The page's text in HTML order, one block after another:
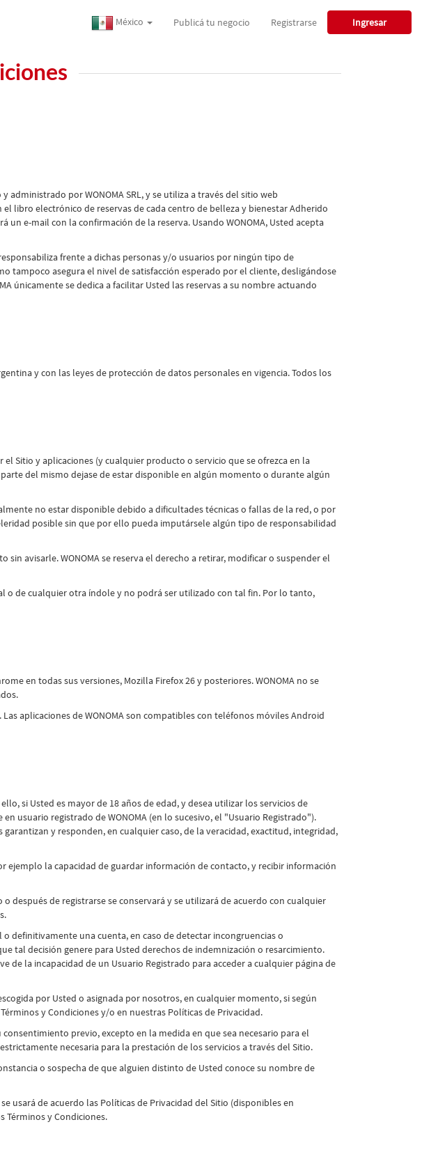
México Publicá tu negocio Registrarse Ingresar
administrado por WONOMA SRL, y se utiliza a través del sitio web
libro electrónico de reservas de cada centro de belleza y bienestar Adherido
un e-mail con la confirmación de la reserva. Usando WONOMA, Usted acepta
frente a dichas personas y/o usuarios por ningún tipo de
tampoco asegura el nivel de satisfacción esperado por el cliente, desligándose
únicamente se dedica a facilitar Usted las reservas a su nombre actuando
y con las leyes de protección de datos personales en vigencia. Todos los
el Sitio y aplicaciones (y cualquier producto o servicio que se ofrezca en la
del mismo dejase de estar disponible en algún momento o durante algún
no estar disponible debido a dificultades técnicas o fallas de la red, o por
posible sin que por ello pueda imputársele algún tipo de responsabilidad
avisarle. WONOMA se reserva el derecho a retirar, modificar o suspender el
de cualquier otra índole y no podrá ser utilizado con tal fin. Por lo tanto,
en todas sus versiones, Mozilla Firefox 26 y posteriores. WONOMA no se
aplicaciones de WONOMA son compatibles con teléfonos móviles Android
si Usted es mayor de 18 años de edad, y desea utilizar los servicios de
usuario registrado de WONOMA (en lo sucesivo, el "Usuario Registrado").
y responden, en cualquier caso, de la veracidad, exactitud, integridad,
ejemplo la capacidad de guardar información de contacto, y recibir información
después de registrarse se conservará y se utilizará de acuerdo con cualquier
definitivamente una cuenta, en caso de detectar incongruencias o
tal decisión genere para Usted derechos de indemnización o resarcimiento.
la incapacidad de un Usuario Registrado para acceder a cualquier página de
por Usted o asignada por nosotros, en cualquier momento, si según
y Condiciones y/o en nuestras Políticas de Privacidad.
previo, excepto en la medida en que sea necesario para el
necesaria para la prestación de los servicios a través del Sitio.
o sospecha de que alguien distinto de Usted conoce su nombre de
usará de acuerdo las Políticas de Privacidad del Sitio (disponibles en
Términos y Condiciones.